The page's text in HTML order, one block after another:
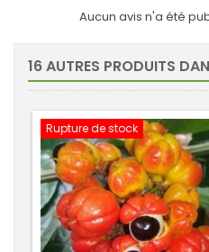
Aucun avis n'a été
16 AUTRES PRODUITS
Rupture de stock